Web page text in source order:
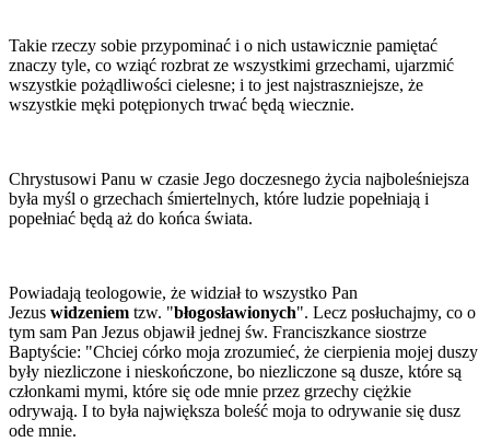
Takie rzeczy sobie przypominać i o nich ustawicznie pamiętać
znaczy tyle, co wziąć rozbrat ze wszystkimi grzechami, ujarzmić
wszystkie pożądliwości cielesne; i to jest najstraszniejsze, że
wszystkie męki potępionych trwać będą wiecznie.
Chrystusowi Panu w czasie Jego doczesnego życia najboleśniejsza
była myśl o grzechach śmiertelnych, które ludzie popełniają i
popełniać będą aż do końca świata.
Powiadają teologowie, że widział to wszystko Pan
Jezus widzeniem tzw. "błogosławionych". Lecz posłuchajmy, co o
tym sam Pan Jezus objawił jednej św. Franciszkance siostrze
Baptyście: "Chciej córko moja zrozumieć, że cierpienia mojej duszy
były niezliczone i nieskończone, bo niezliczone są dusze, które są
członkami mymi, które się ode mnie przez grzechy ciężkie
odrywają. I to była największa boleść moja to odrywanie się dusz
ode mnie.